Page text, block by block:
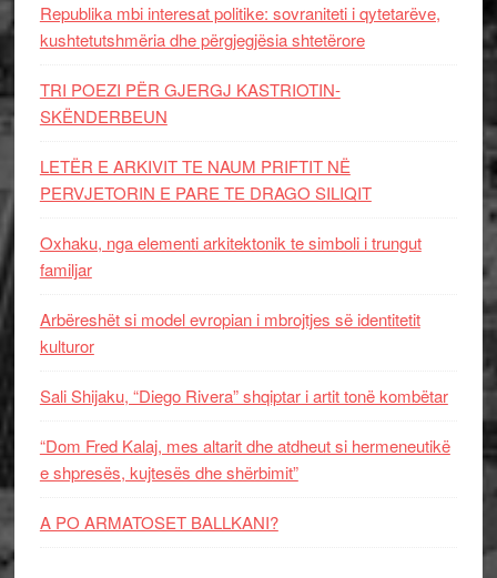
Republika mbi interesat politike: sovraniteti i qytetarëve,
kushtetutshmëria dhe përgjegjësia shtetërore
TRI POEZI PËR GJERGJ KASTRIOTIN-
SKËNDERBEUN
LETËR E ARKIVIT TE NAUM PRIFTIT NË
PERVJETORIN E PARE TE DRAGO SILIQIT
Oxhaku, nga elementi arkitektonik te simboli i trungut
familjar
Arbëreshët si model evropian i mbrojtjes së identitetit
kulturor
Sali Shijaku, “Diego Rivera” shqiptar i artit tonë kombëtar
“Dom Fred Kalaj, mes altarit dhe atdheut si hermeneutikë
e shpresës, kujtesës dhe shërbimit”
A PO ARMATOSET BALLKANI?